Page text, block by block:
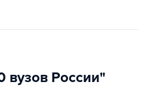
вузов России"